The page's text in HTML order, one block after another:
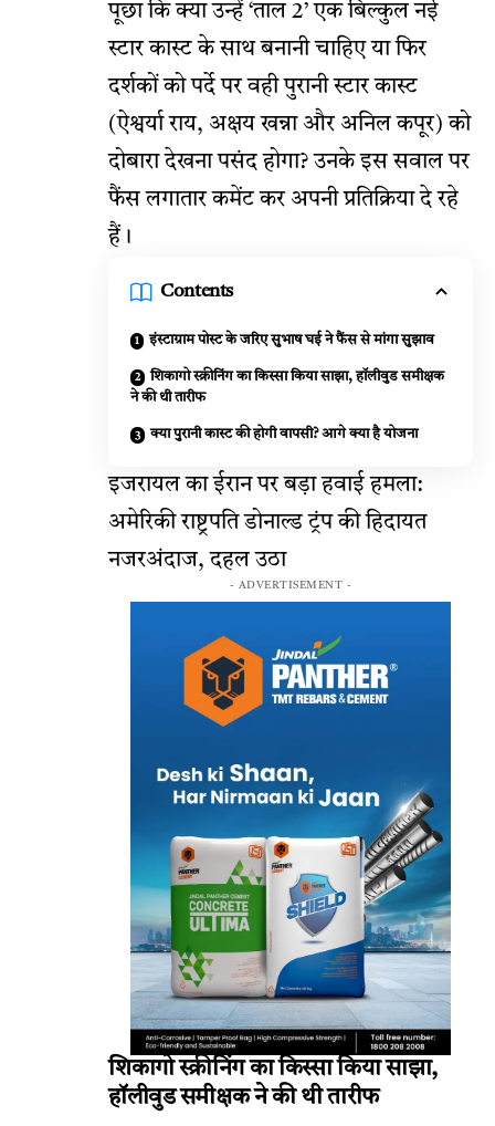
पूछा कि क्या उन्हें ‘ताल 2’ एक बिल्कुल नई
स्टार कास्ट के साथ बनानी चाहिए या फिर
दर्शकों को पर्दे पर वही पुरानी स्टार कास्ट
(ऐश्वर्या राय, अक्षय खन्ना और अनिल कपूर) को
दोबारा देखना पसंद होगा? उनके इस सवाल पर
फैंस लगातार कमेंट कर अपनी प्रतिक्रिया दे रहे
हैं।
Contents
इंस्टाग्राम पोस्ट के जरिए सुभाष घई ने फैंस से मांगा सुझाव
शिकागो स्क्रीनिंग का किस्सा किया साझा, हॉलीवुड समीक्षक
ने की थी तारीफ
क्या पुरानी कास्ट की होगी वापसी? आगे क्या है योजना
इजरायल का ईरान पर बड़ा हवाई हमला:
अमेरिकी राष्ट्रपति डोनाल्ड ट्रंप की हिदायत
नजरअंदाज, दहल उठा
- ADVERTISEMENT -
शिकागो स्क्रीनिंग का किस्सा किया साझा,
हॉलीवुड समीक्षक ने की थी तारीफ